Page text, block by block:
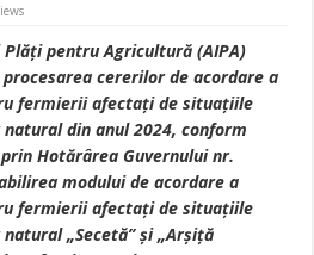
pentru Agricultură (AIPA)
cererilor de acordare a
fermierii afectați de situațiile
din anul 2024, conform
Hotărârea Guvernului nr.
modului de acordare a
fermierii afectați de situațiile
„Secetă” și „Arșiță